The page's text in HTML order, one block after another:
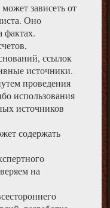
зависеть от
Оно
фактах.
ссылок
источники.
проведения
использования
источников
содержать
на